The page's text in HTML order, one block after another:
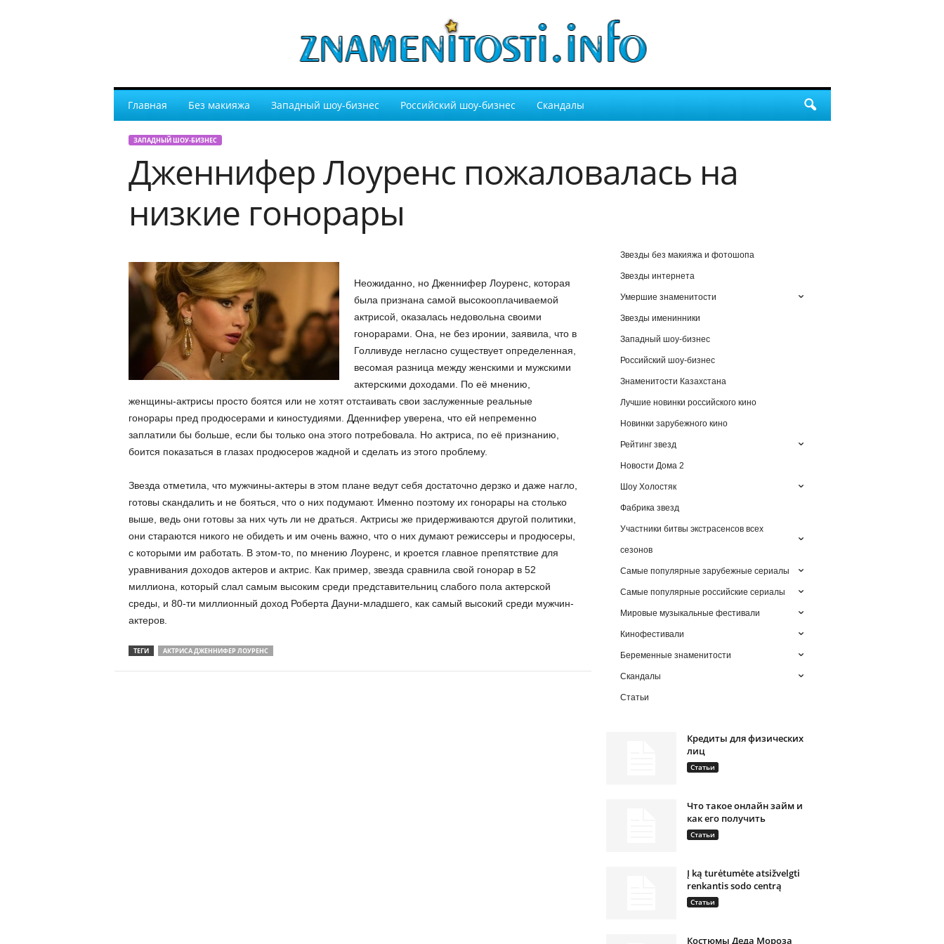
Главная Без макияжа Западный шоу-бизнес Российский шоу-бизнес Скандалы
ЗАПАДНЫЙ ШОУ-БИЗНЕС
Дженнифер Лоуренс пожаловалась на
низкие гонорары
Неожиданно, но Дженнифер Лоуренс, которая
была признана самой высокооплачиваемой
актрисой, оказалась недовольна своими
гонорарами. Она, не без иронии, заявила, что в
Голливуде негласно существует определенная,
весомая разница между женскими и мужскими
актерскими доходами. По её мнению,
женщины-актрисы просто боятся или не хотят отстаивать свои заслуженные реальные
гонорары пред продюсерами и киностудиями. Дденнифер уверена, что ей непременно
заплатили бы больше, если бы только она этого потребовала. Но актриса, по её признанию,
боится показаться в глазах продюсеров жадной и сделать из этого проблему.
Звезда отметила, что мужчины-актеры в этом плане ведут себя достаточно дерзко и даже нагло,
готовы скандалить и не бояться, что о них подумают. Именно поэтому их гонорары на столько
выше, ведь они готовы за них чуть ли не драться. Актрисы же придерживаются другой политики,
они стараются никого не обидеть и им очень важно, что о них думают режиссеры и продюсеры,
с которыми им работать. В этом-то, по мнению Лоуренс, и кроется главное препятствие для
уравнивания доходов актеров и актрис. Как пример, звезда сравнила свой гонорар в 52
миллиона, который слал самым высоким среди представительниц слабого пола актерской
среды, и 80-ти миллионный доход Роберта Дауни-младшего, как самый высокий среди мужчин-
актеров.
ТЕГИ АКТРИСА ДЖЕННИФЕР ЛОУРЕНС
Звезды без макияжа и фотошопа
Звезды интернета
Умершие знаменитости
Звезды именинники
Западный шоу-бизнес
Российский шоу-бизнес
Знаменитости Казахстана
Лучшие новинки российского кино
Новинки зарубежного кино
Рейтинг звезд
Новости Дома 2
Шоу Холостяк
Фабрика звезд
Участники битвы экстрасенсов всех
сезонов
Самые популярные зарубежные сериалы
Самые популярные российские сериалы
Мировые музыкальные фестивали
Кинофестивали
Беременные знаменитости
Скандалы
Статьи
Кредиты для физических
лиц
Статьи
Что такое онлайн займ и
как его получить
Статьи
Į ką turėtumėte atsižvelgti
renkantis sodo centrą
Статьи
Костюмы Деда Мороза